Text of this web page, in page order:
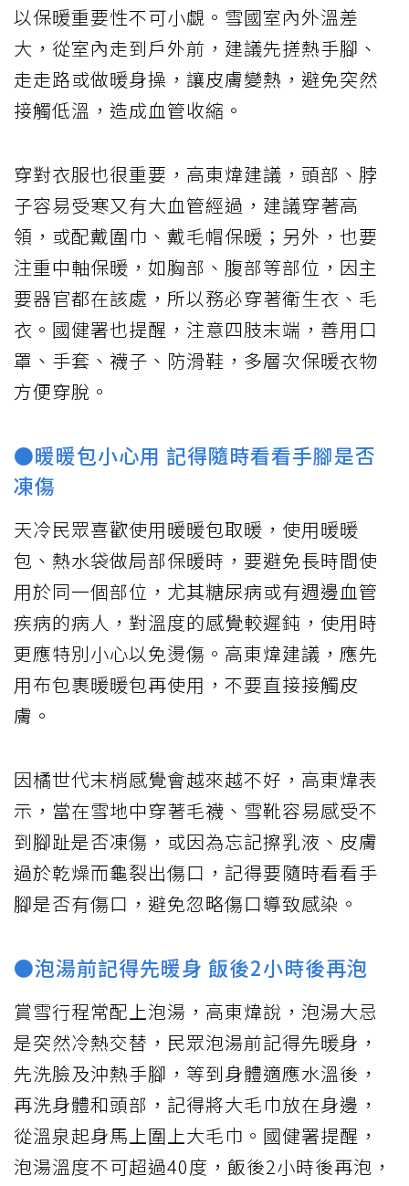
以保暖重要性不可小覷。雪國室內外溫差
大，從室內走到戶外前，建議先搓熱手腳、
走走路或做暖身操，讓皮膚變熱，避免突然
接觸低溫，造成血管收縮。
穿對衣服也很重要，高東煒建議，頭部、脖
子容易受寒又有大血管經過，建議穿著高
領，或配戴圍巾、戴毛帽保暖；另外，也要
注重中軸保暖，如胸部、腹部等部位，因主
要器官都在該處，所以務必穿著衛生衣、毛
衣。國健署也提醒，注意四肢末端，善用口
罩、手套、襪子、防滑鞋，多層次保暖衣物
方便穿脫。
●暖暖包小心用 記得隨時看看手腳是否
凍傷
天冷民眾喜歡使用暖暖包取暖，使用暖暖
包、熱水袋做局部保暖時，要避免長時間使
用於同一個部位，尤其糖尿病或有週邊血管
疾病的病人，對溫度的感覺較遲鈍，使用時
更應特別小心以免燙傷。高東煒建議，應先
用布包裹暖暖包再使用，不要直接接觸皮
膚。
因橘世代末梢感覺會越來越不好，高東煒表
示，當在雪地中穿著毛襪、雪靴容易感受不
到腳趾是否凍傷，或因為忘記擦乳液、皮膚
過於乾燥而龜裂出傷口，記得要隨時看看手
腳是否有傷口，避免忽略傷口導致感染。
●泡湯前記得先暖身 飯後2小時後再泡
賞雪行程常配上泡湯，高東煒說，泡湯大忌
是突然冷熱交替，民眾泡湯前記得先暖身，
先洗臉及沖熱手腳，等到身體適應水溫後，
再洗身體和頭部，記得將大毛巾放在身邊，
從溫泉起身馬上圍上大毛巾。國健署提醒，
泡湯溫度不可超過40度，飯後2小時後再泡，